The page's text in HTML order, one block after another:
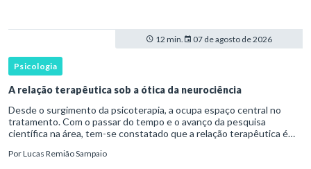
12 min. 07 de agosto de 2026
Psicologia
A relação terapêutica sob a ótica da neurociência
Desde o surgimento da psicoterapia, a ocupa espaço central no
tratamento. Com o passar do tempo e o avanço da pesquisa
científica na área, tem-se constatado que a relação terapêutica é
PorLucas Remião Sampaio